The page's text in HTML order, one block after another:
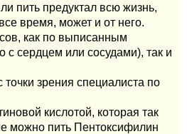
пить предуктал всю жизнь,
время, может и от него.
как по выписанным
с сердцем или сосудами), так и
зрения специалиста по
кислотой, которая так
можно пить Пентоксифилин